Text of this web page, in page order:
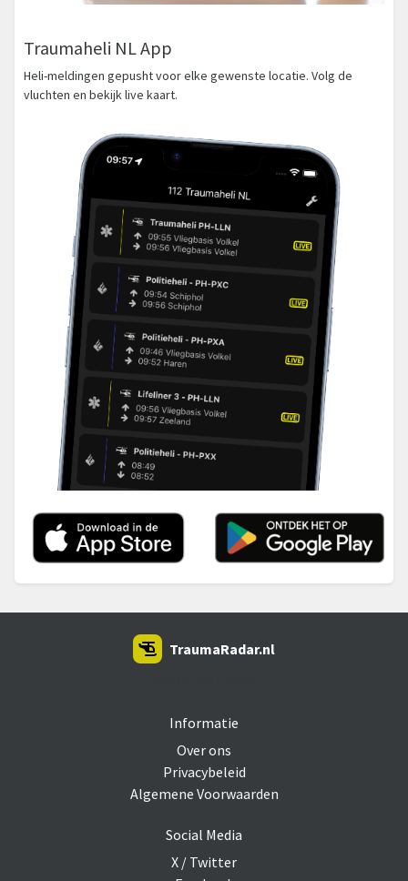
Traumaheli NL App
Heli-meldingen gepusht voor elke gewenste locatie. Volg de
vluchten en bekijk live kaart.
Informatie
Over ons
Privacybeleid
Algemene Voorwaarden
Social Media
X / Twitter
TraumaRadar.nl